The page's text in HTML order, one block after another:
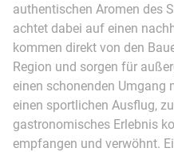
authentischen Aromen des
achtet dabei auf einen
kommen direkt von den
Region und sorgen für
einen schonenden Umgang
einen sportlichen Ausflug,
gastronomisches Erlebnis
empfangen und verwöhnt.